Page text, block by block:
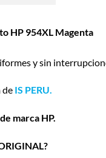
HP 954XL Magenta
y sin
de IS PERU.
marca HP.